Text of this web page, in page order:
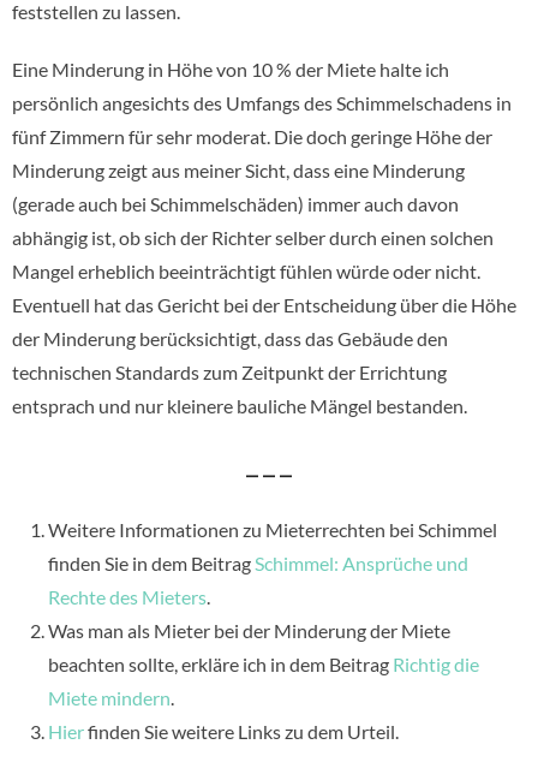
feststellen zu lassen.
Eine Minderung in Höhe von 10 % der Miete halte ich
persönlich angesichts des Umfangs des Schimmelschadens in
fünf Zimmern für sehr moderat. Die doch geringe Höhe der
Minderung zeigt aus meiner Sicht, dass eine Minderung
(gerade auch bei Schimmelschäden) immer auch davon
abhängig ist, ob sich der Richter selber durch einen solchen
Mangel erheblich beeinträchtigt fühlen würde oder nicht.
Eventuell hat das Gericht bei der Entscheidung über die Höhe
der Minderung berücksichtigt, dass das Gebäude den
technischen Standards zum Zeitpunkt der Errichtung
entsprach und nur kleinere bauliche Mängel bestanden.
– – –
Weitere Informationen zu Mieterrechten bei Schimmel
finden Sie in dem BeitragSchimmel: Ansprüche und
Rechte des Mieters.
Was man als Mieter bei der Minderung der Miete
beachten sollte, erkläre ich in dem Beitrag Richtig die
Miete mindern.
Hierfinden Sie weitere Links zu dem Urteil.